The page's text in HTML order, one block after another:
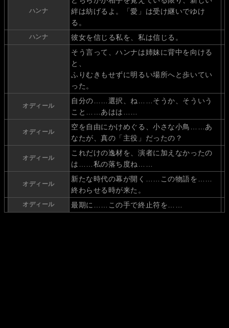
ハンナ
絆は紡げるよ。「愛」は受け継いでゆけ
る。
ハンナ
彼女を信じる私を、私は信じる。
そう言って、ハンナは姉妹に背中を向ける
と、
ふりむきもせずに明るい場所へと歩いてい
った。
オディール
自分の……選択、ね……そうか、そういう
こと……あはは……
オディール
空を自由にかけめぐる、小さな小鳥……あ
なたが、真の「主役」だったの？
オディール
これだけの逸材を、演者に加えなかったの
は……私の落ち度ね……
オディール
新たな時代の幕が開く……この物語を……
終わらせる時が来た。
オディール 最期に……この手で終止符を……